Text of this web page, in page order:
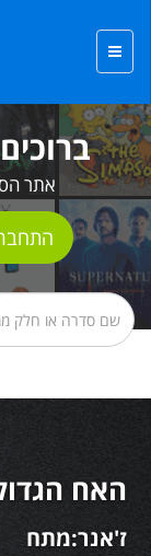
אתר
האח הגדול
ז'אנר:מתח